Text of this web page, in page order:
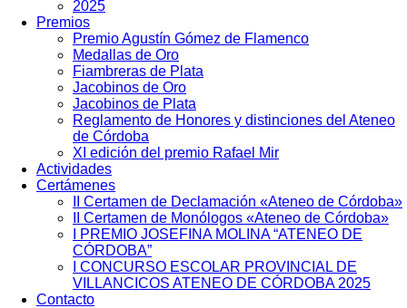
2025
Premios
Premio Agustín Gómez de Flamenco
Medallas de Oro
Fiambreras de Plata
Jacobinos de Oro
Jacobinos de Plata
Reglamento de Honores y distinciones del Ateneo
de Córdoba
XI edición del premio Rafael Mir
Actividades
Certámenes
II Certamen de Declamación «Ateneo de Córdoba»
II Certamen de Monólogos «Ateneo de Córdoba»
I PREMIO JOSEFINA MOLINA “ATENEO DE
CÓRDOBA”
I CONCURSO ESCOLAR PROVINCIAL DE
VILLANCICOS ATENEO DE CÓRDOBA 2025
Contacto